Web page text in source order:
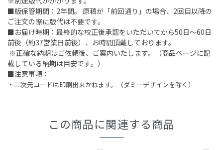
■版保管期間：2年間。 原稿が「前回通り」の場合、2回目以降の
ご注文の際に版代は不要です。
■お届け時期：最終的な校正後承認をいただいてから50日～60日
前後（約37営業日前後）、お時間頂戴しております。
※正確な納期はご依頼後、ご案内いたします。（商品ページに記
載している納期は目安です。）
■注意事項：
・二次元コードは印刷出来かねます。（ダミーデザインを除く）
この商品に関連する商品